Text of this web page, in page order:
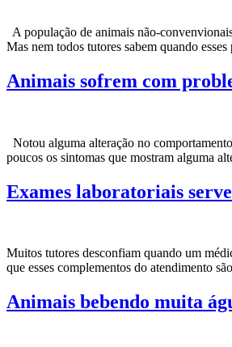
A população de animais não-
Mas nem todos tutores sabem quando
Animais sofrem com
Notou alguma alteração no
poucos os sintomas que mostram alguma
Exames laboratoriais
Muitos tutores desconfiam quando um
que esses complementos do atendimento
Animais bebendo muita